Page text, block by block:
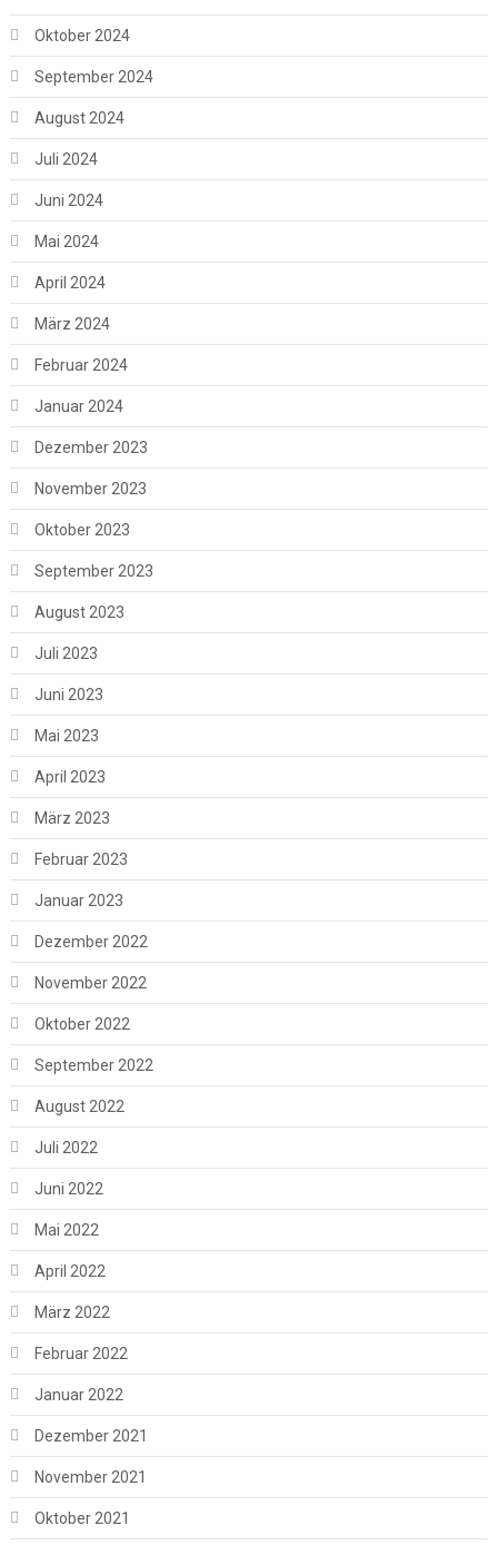
Oktober 2024
September 2024
August 2024
Juli 2024
Juni 2024
Mai 2024
April 2024
März 2024
Februar 2024
Januar 2024
Dezember 2023
November 2023
Oktober 2023
September 2023
August 2023
Juli 2023
Juni 2023
Mai 2023
April 2023
März 2023
Februar 2023
Januar 2023
Dezember 2022
November 2022
Oktober 2022
September 2022
August 2022
Juli 2022
Juni 2022
Mai 2022
April 2022
März 2022
Februar 2022
Januar 2022
Dezember 2021
November 2021
Oktober 2021